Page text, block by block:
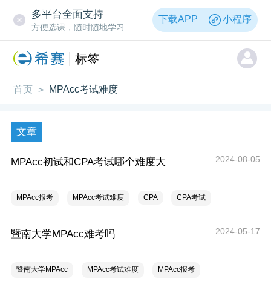
多平台全面支持
方便选课，随时随地学习
下载APP 小程序
标签
首页 > MPAcc考试难度
文章
MPAcc初试和CPA考试哪个难度大 2024-08-05
MPAcc报考 MPAcc考试难度 CPA CPA考试
暨南大学MPAcc难考吗 2024-05-17
暨南大学MPAcc MPAcc考试难度 MPAcc报考